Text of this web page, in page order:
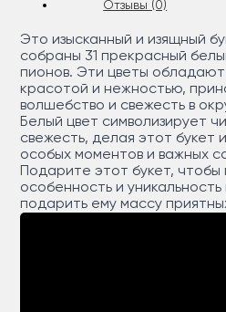
Отзывы (0)
Это изысканный и изящный
собраны 31 прекрасный
пионов. Эти цветы
красотой и нежностью,
волшебство и свежесть в
Белый цвет символизирует
свежесть, делая этот букет
особых моментов и важных
Подарите этот букет, чтобы
особенность и
подарить ему массу